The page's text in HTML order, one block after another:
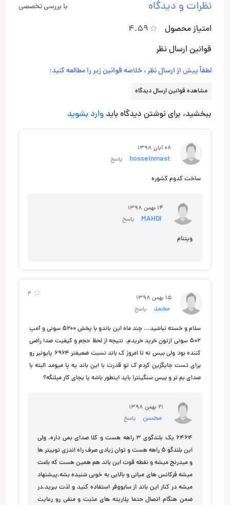
نظرات و دیدگاه با بررسی تخصصی
امتیاز محصول
4.59
قوانین ارسال نظر
لطفاً پیش از ارسال نظر ، خلاصه قوانین زیر را مطالعه کنید:
مشاهده قوانین ارسال دیدگاه
ببخشید، برای نوشتن دیدگاه باید وارد بشوید
08 آبان 1398
پاسخ
ساخت کدوم کشوره
14 بهمن 1398
پاسخ
ویتنام
15 بهمن 1398
محمد پاسخ
سلام و خسته نباشید... چند ماه این باندو با پخش ۵۲۰۰ سونی و آمپ
۵۰۲ سونی ازتون خرید خریدم. نتیجه از لحظ حجم و کیفیت صدا راضی
کننده بود ولی بیس نه تا امروز ک باند نسبت ضعیفتر ۶۹۶۴ پایونیر رو
برای تست جایگزین کردم ک تو قدرت با این باند یه پا میومد البته با
صدای بم تر و بیس سنگینتر! باید اینطور باشه یا یجای کار میلنگه؟
21 بهمن 1398
محسن پاسخ
6464 یک بلندگوی 3 راهه هست و کلا صدای بمی داره. ولی
این بلندگو 5 راهه هست و توان زیادی صرف راه اندزی توییتر ها
و میدرنج میشه و نقطه قوت این باند هم همین هست که باعث
میشه فرکانس های میانی و بالایی به خوبی شنیده بشه.پیشنهاد
میشه در کنار این باند از سابووفر استفاده کنید و لذت ببرید.در
ضمن هنگام اتصال حتما پلاریته های مثبت و منفی رو رعایت
4